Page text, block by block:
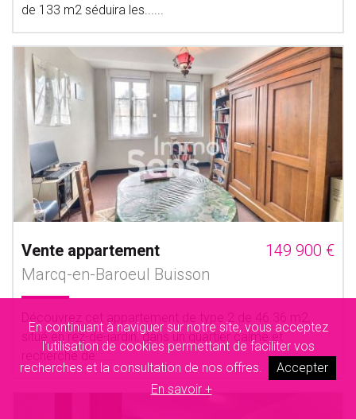
En continuant à naviguer sur notre site, vous acceptez
l'utilisation de cookies permettant de faciliter vos
recherches et la consultation de nos offres.
Accepter
En savoir +
de 133 m2 séduira les......
Vente appartement
149 900 €
Marcq-en-Baroeul Buisson
situé en rez-de-jardin, dans un quartier calme et
recherché de......